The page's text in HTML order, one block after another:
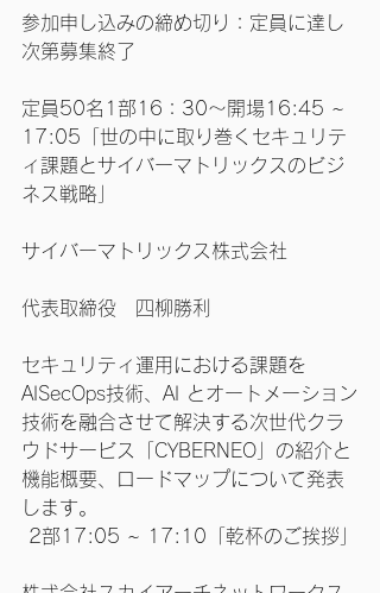
参加申し込みの締め切り：定員に達し
次第募集終了
定員50名1部16：30～開場16:45 ~
17:05「世の中に取り巻くセキュリテ
ィ課題とサイバーマトリックスのビジ
ネス戦略」
サイバーマトリックス株式会社
代表取締役　四柳勝利
セキュリティ運用における課題を
AISecOps技術、AI とオートメーション
技術を融合させて解決する次世代クラ
ウドサービス「CYBERNEO」の紹介と
機能概要、ロードマップについて発表
します。
2部17:05 ~ 17:10「乾杯のご挨拶」